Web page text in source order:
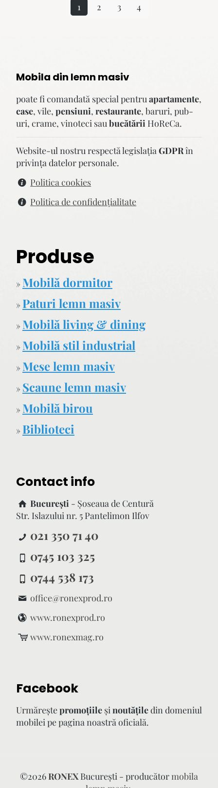
1 2 3 4
Mobila din lemn masiv
poate fi comandată special pentruapartamente,
case, vile, pensiuni, restaurante, baruri, pub-
uri, crame, vinoteci saubucătării HoReCa.
Website-ul nostru respectă legislaţiaGDPRîn
privinţa datelor personale.
Politica cookies
Politica de confidenţialitate
Produse
» Mobilă dormitor
» Paturi lemn masiv
» Mobilă living & dining
» Mobilă stil industrial
» Mese lemn masiv
» Scaune lemn masiv
» Mobilă birou
» Biblioteci
Contact info
București - Şoseaua de Centură
Str. Islazului nr. 5 Pantelimon Ilfov
021 350 71 40
0745 103 325
0744 538 173
office@ronexprod.ro
www.ronexprod.ro
www.ronexmag.ro
Facebook
Urmăreştepromoţiile şinoutăţiledin domeniul
mobilei pe pagina noastră oficială.
©2026RONEXBucurești - producătormobila